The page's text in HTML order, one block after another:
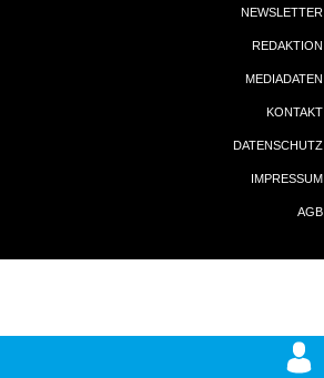
NEWSLETTER
REDAKTION
MEDIADATEN
KONTAKT
DATENSCHUTZ
IMPRESSUM
AGB